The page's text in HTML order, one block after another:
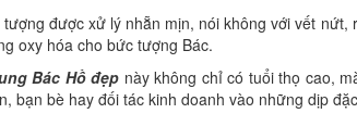
được xử lý nhẵn mịn, nói không với vết
oxy hóa cho bức tượng Bác.
Bác Hồ đẹp này không chỉ có tuổi thọ cao,
bạn bè hay đối tác kinh doanh vào những dịp